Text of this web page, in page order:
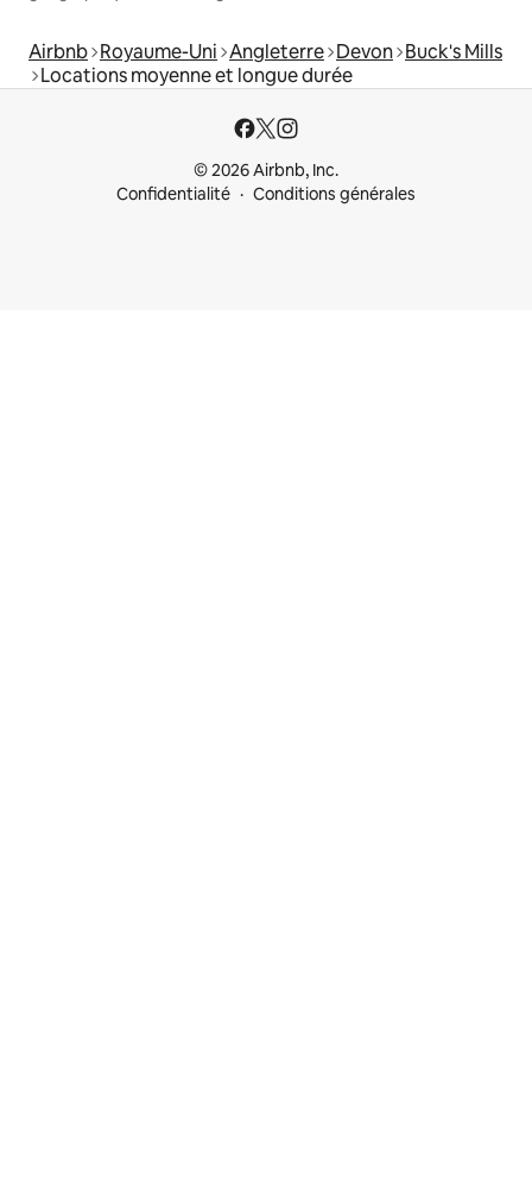
Airbnb Royaume-Uni Angleterre Devon Buck's Mills
Locations moyenne et longue durée
© 2026 Airbnb, Inc.
Confidentialité
Conditions générales